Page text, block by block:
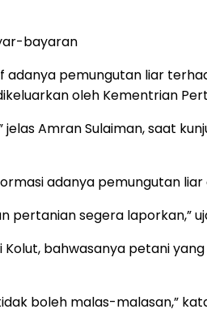
bayaran
adanya pemungutan liar
oleh Kementrian
Amran Sulaiman, saat
adanya pemungutan
segera laporkan,”
bahwasanya petani
boleh malas-malasan,”